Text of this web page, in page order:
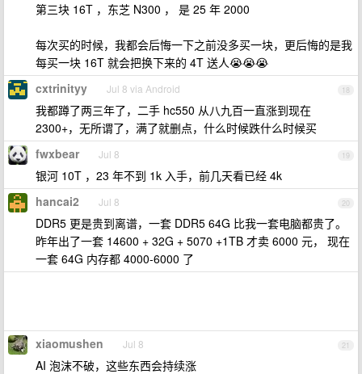
第三块 16T ，东芝 N300 ， 是 25 年 2000
每次买的时候，我都会后悔一下之前没多买一块，更后悔的是我
每买一块 16T 就会把换下来的 4T 送人😭😭😭
18
cxtrinityy Jul 8 via Android
我都蹲了两三年了，二手 hc550 从八九百一直涨到现在
2300+，无所谓了，满了就删点，什么时候跌什么时候买
19
fwxbear Jul 8
银河 10T ，23 年不到 1k 入手，前几天看已经 4k
20
hancai2 Jul 8
DDR5 更是贵到离谱，一套 DDR5 64G 比我一套电脑都贵了。
昨年出了一套 14600 + 32G + 5070 +1TB 才卖 6000 元， 现在
一套 64G 内存都 4000-6000 了
21
xiaomushen Jul 8
AI 泡沫不破，这些东西会持续涨